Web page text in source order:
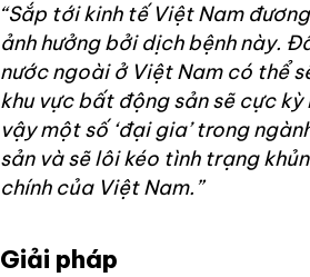
“Sắp tới kinh tế Việt Nam
ảnh hưởng bởi dịch bệnh này.
nước ngoài ở Việt Nam có thể
khu vực bất động sản sẽ cực kỳ
vậy một số ‘đại gia’ trong
sản và sẽ lôi kéo tình trạng
chính của Việt Nam.”
Giải pháp